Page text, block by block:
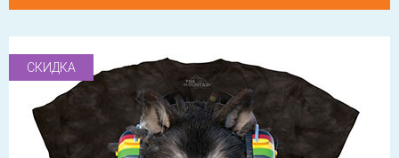
СКИДКА